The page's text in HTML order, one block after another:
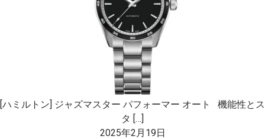
[ハミルトン] ジャズマスター パフォーマー オート 機能性とス
タ […]
2025年2月19日